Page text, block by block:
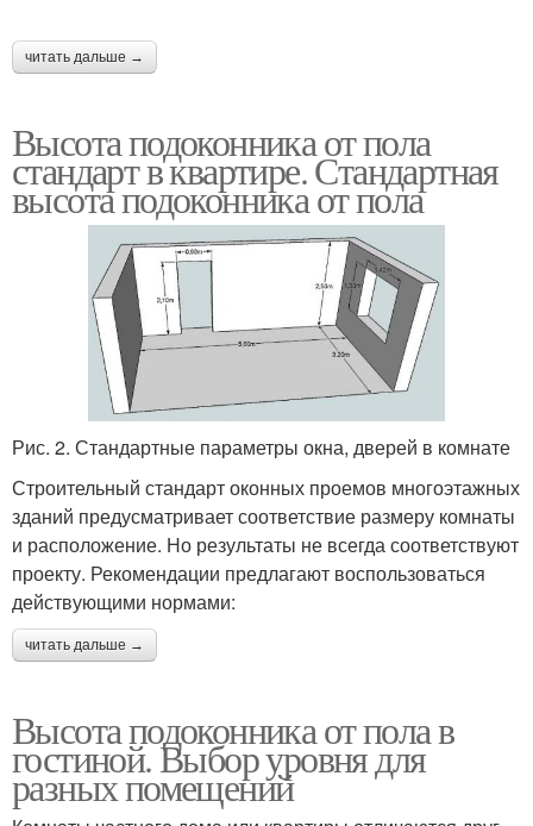
читать дальше →
Высота подоконника от пола
стандарт в квартире. Стандартная
высота подоконника от пола
Рис. 2. Стандартные параметры окна, дверей в комнате
Строительный стандарт оконных проемов многоэтажных
зданий предусматривает соответствие размеру комнаты
и расположение. Но результаты не всегда соответствуют
проекту. Рекомендации предлагают воспользоваться
действующими нормами:
читать дальше →
Высота подоконника от пола в
гостиной. Выбор уровня для
разных помещений